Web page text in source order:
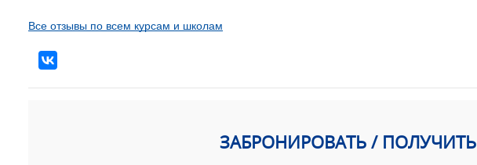
Все отзывы по всем курсам и школам
ЗАБРОНИРОВАТЬ /